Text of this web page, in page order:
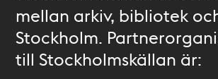
mellan arkiv, bibliotek
Stockholm.
till Stockholmskällan är: